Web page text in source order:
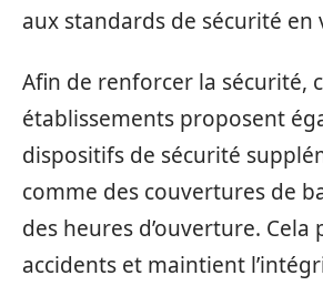
aux standards de sécurité en
Afin de renforcer la sécurité,
établissements proposent
dispositifs de sécurité
comme des couvertures de
des heures d’ouverture. Cela
accidents et maintient